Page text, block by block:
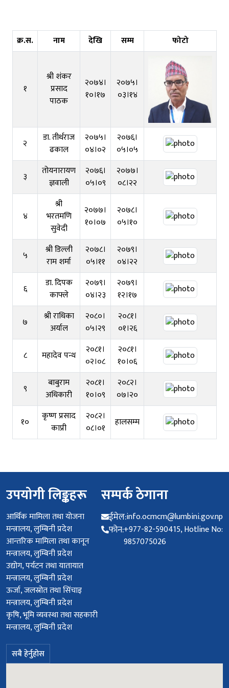
क्र.स. नाम देखि सम्म फोटो
१
श्री शंकर
प्रसाद
पाठक
२०७४।
१०।१७
२०७५।
०३।१४
२
डा. तीर्थराज
ढकाल
२०७५।
०४।०२
२०७६।
०५।०५
३
तोयनारायण
ज्ञवाली
२०७६।
०५।०९
२०७७।
०८।२२
४
श्री
भरतमणि
सुवेदी
२०७७।
१०।०७
२०७८।
०५।१०
५
श्री डिल्ली
राम शर्मा
२०७८।
०५।११
२०७९।
०४।२२
६
डा. दिपक
काफ्ले
२०७९।
०४।२३
२०७९।
१२।१७
७
श्री राधिका
अर्याल
२०८०।
०५।२९
२०८१।
०१।२६
८
महादेव पन्थ
२०८१।
०२।०८
२०८१।
१०।०६
९
बाबुराम
अधिकारी
२०८१।
१०।०९
२०८२।
०७।२०
१०
कृष्ण प्रसाद
काप्री
२०८२।
०८।०१
हालसम्म
उपयोगी लिङ्कहरू
आर्थिक मामिला तथा योजना
मन्त्रालय, लुम्बिनी प्रदेश
आन्तरिक मामिला तथा कानून
मन्त्रालय, लुम्बिनी प्रदेश
उद्योग, पर्यटन तथा यातायात
मन्त्रालय, लुम्बिनी प्रदेश
ऊर्जा, जलस्रोत तथा सिंचाइ
मन्त्रालय, लुम्बिनी प्रदेश
कृषि, भूमि व्यवस्था तथा सहकारी
मन्त्रालय, लुम्बिनी प्रदेश
सबै हेर्नुहोस
सम्पर्क ठेगाना
ईमेल:info.ocmcm@lumbini.gov.np
फोन:+977-82-590415, Hotline No:
9857075026